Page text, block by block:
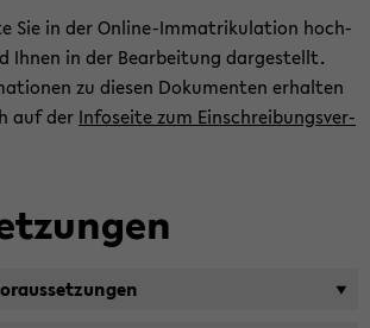
Sie in der Online-​Immatrikulation hoch­
Ihnen in der Be­ar­bei­tung dar­ge­stellt.
zu die­sen Do­ku­men­ten er­hal­ten
auf der In­fo­sei­te zum Ein­schrei­bungs­ver­